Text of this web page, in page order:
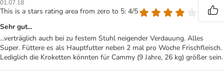
01.07.18
This is a stars rating area from zero to 5: 4/5
Sehr gut...
...verträglich auch bei zu festem Stuhl neigender Verdauung. Alles
Super. Füttere es als Hauptfutter neben 2 mal pro Woche Frischfleisch.
Lediglich die Kroketten könnten für Cammy (9 Jahre, 26 kg) größer sein.